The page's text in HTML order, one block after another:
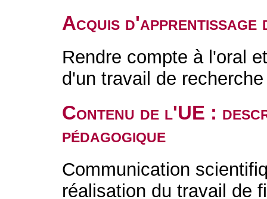
Acquis d'apprentissage
Rendre compte à l'oral
d'un travail de
Contenu de l'UE :
pédagogique
Communication
réalisation du travail de